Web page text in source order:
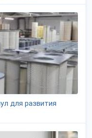
для развития